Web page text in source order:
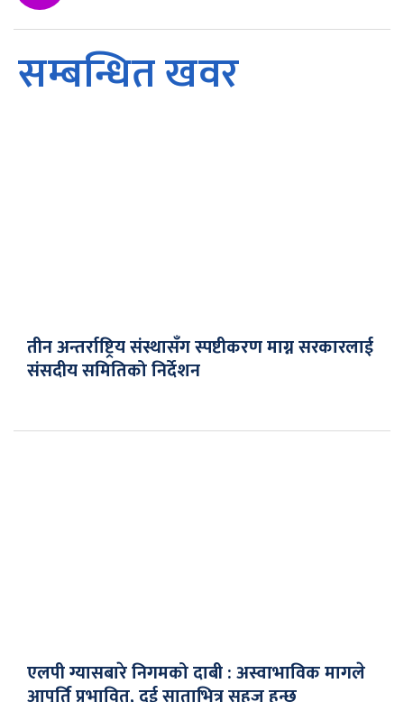
सम्बन्धित खवर
तीन अन्तर्राष्ट्रिय संस्थासँग स्पष्टीकरण माग्न सरकारलाई
संसदीय समितिको निर्देशन
एलपी ग्यासबारे निगमको दाबी : अस्वाभाविक मागले